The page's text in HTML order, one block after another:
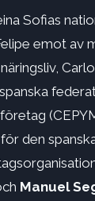
Sofias
emot av
den
Manuel